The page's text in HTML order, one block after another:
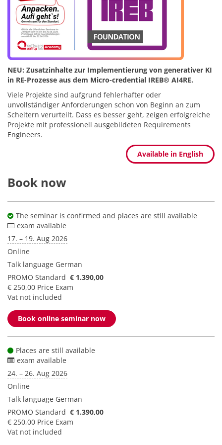
NEU: Zusatzinhalte zur Implementierung von generativer KI
in RE-Prozesse aus dem Micro-credential IREB® AI4RE.
Viele Projekte sind aufgrund fehlerhafter oder
unvollständiger Anforderungen schon von Beginn an zum
Scheitern verurteilt. Dass es besser geht, zeigen erfolgreiche
Projekte mit professionell ausgebildeten Requirements
Engineers.
Available in English
Book now
The seminar is confirmed and places are still available
exam available
17. – 19. Aug 2026
Online
Talk language German
PROMO Standard € 1.390,00
€ 250,00 Price Exam
Vat not included
Book online seminar now
Places are still available
exam available
24. – 26. Aug 2026
Online
Talk language German
PROMO Standard € 1.390,00
€ 250,00 Price Exam
Vat not included